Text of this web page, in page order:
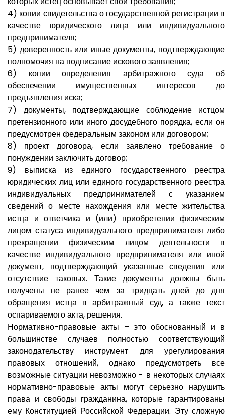
4) копии свидетельства о государственной регистрации в
качестве юридического лица или индивидуального
предпринимателя;
5) доверенность или иные документы, подтверждающие
полномочия на подписание искового заявления;
6) копии определения арбитражного суда об
обеспечении имущественных интересов до
предъявления иска;
7) документы, подтверждающие соблюдение истцом
претензионного или иного досудебного порядка, если он
предусмотрен федеральным законом или договором;
8) проект договора, если заявлено требование о
понуждении заключить договор;
9) выписка из единого государственного реестра
юридических лиц или единого государственного реестра
индивидуальных предпринимателей с указанием
сведений о месте нахождения или месте жительства
истца и ответчика и (или) приобретении физическим
лицом статуса индивидуального предпринимателя либо
прекращении физическим лицом деятельности в
качестве индивидуального предпринимателя или иной
документ, подтверждающий указанные сведения или
отсутствие таковых. Такие документы должны быть
получены не ранее чем за тридцать дней до дня
обращения истца в арбитражный суд, а также текст
оспариваемого акта, решения.
Нормативно-правовые акты – это обоснованный и в
большинстве случаев полностью соответствующий
законодательству инструмент для урегулирования
правовых отношений, однако предусмотреть все
возможные ситуации невозможно - в некоторых случаях
нормативно-правовые акты могут серьезно нарушить
права и свободы гражданина, которые гарантированы
ему Конституцией Российской Федерации. Эту сложную